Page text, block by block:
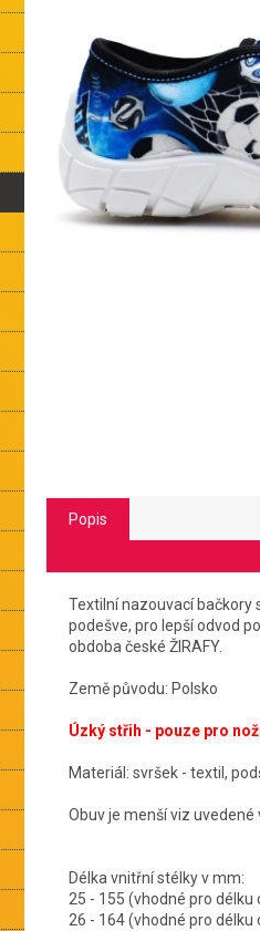
Popis
Textilní nazouvací bačkory
podešve, pro lepší odvod
obdoba české ŽIRAFY.
Země původu: Polsko
Úzký střih - pouze pro
Materiál: svršek - textil,
Obuv je menší viz uvedené
Délka vnitřní stélky v mm:
25 - 155 (vhodné pro
26 - 164 (vhodné pro